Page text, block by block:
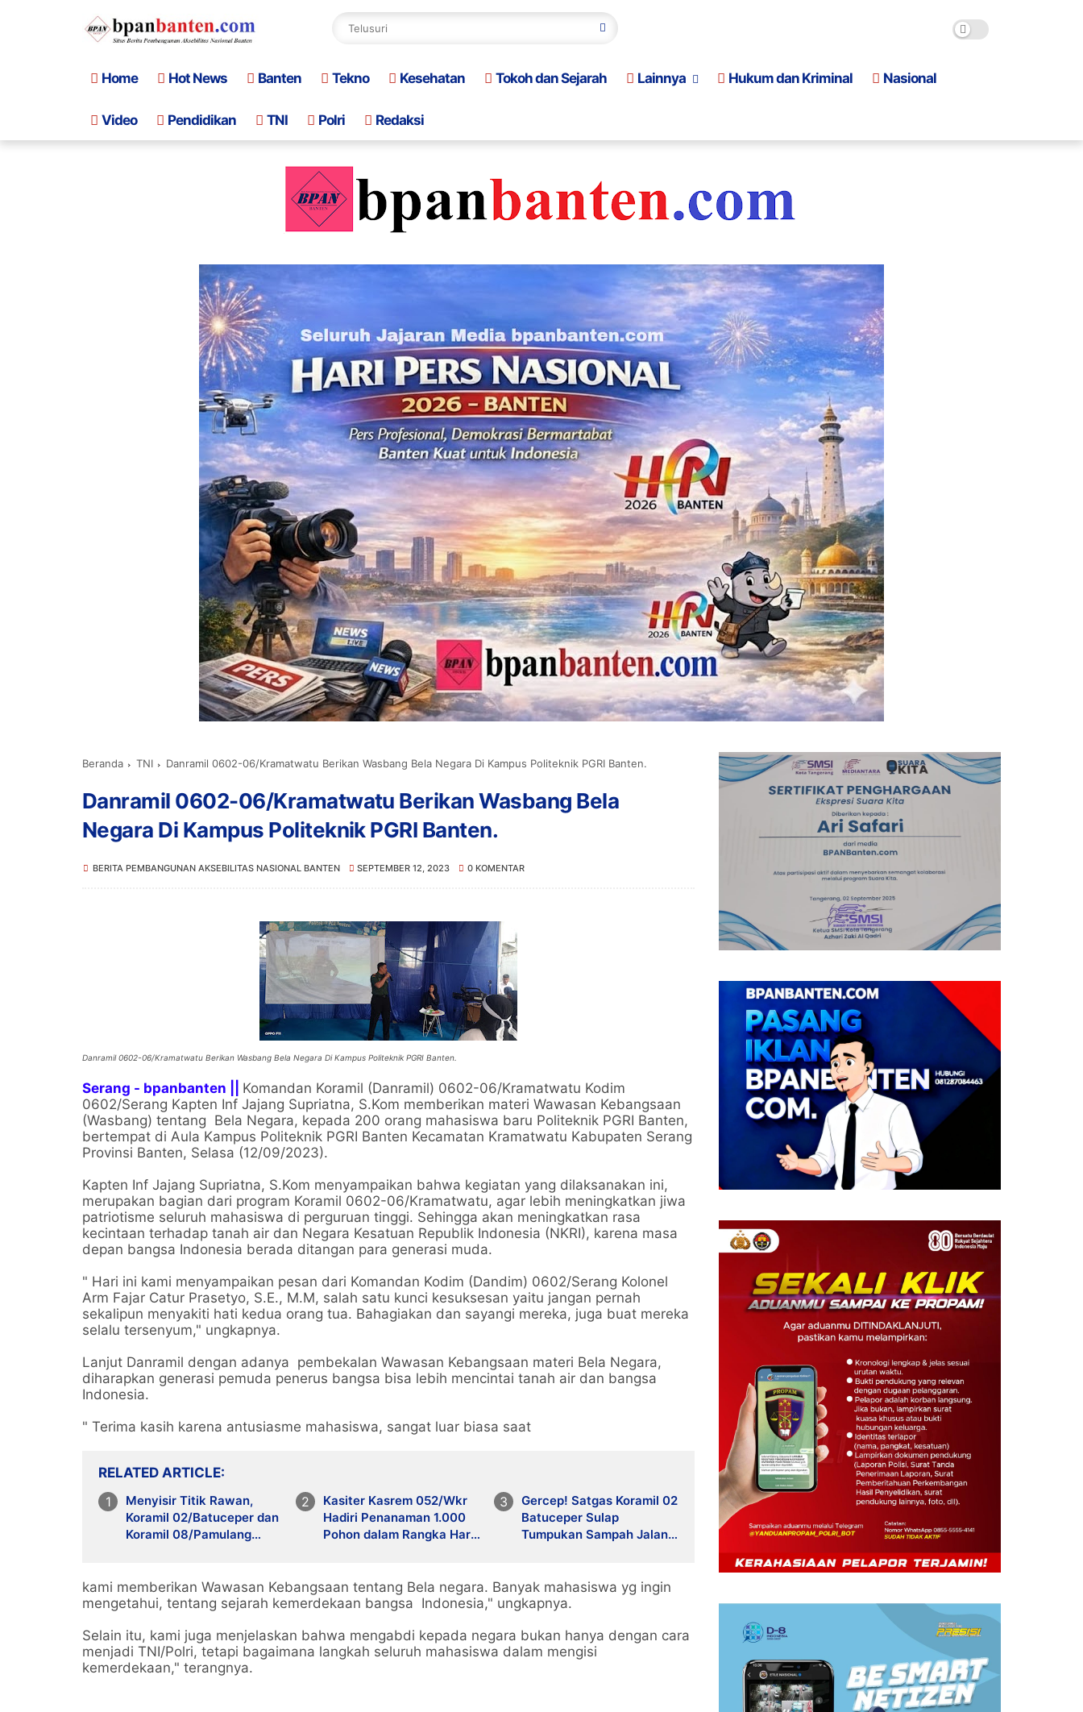
Home Hot News Banten Tekno Kesehatan Tokoh dan Sejarah Lainnya Hukum dan Kriminal Nasional
Video Pendidikan TNI Polri Redaksi
Beranda TNI Danramil 0602-06/Kramatwatu Berikan Wasbang Bela Negara Di Kampus Politeknik PGRI Banten.
Danramil 0602-06/Kramatwatu Berikan Wasbang Bela
Negara Di Kampus Politeknik PGRI Banten.
BERITA PEMBANGUNAN AKSEBILITAS NASIONAL BANTEN SEPTEMBER 12, 2023 0 KOMENTAR
Danramil 0602-06/Kramatwatu Berikan Wasbang Bela Negara Di Kampus Politeknik PGRI Banten.
Serang - bpanbanten || Komandan Koramil (Danramil) 0602-06/Kramatwatu Kodim
0602/Serang Kapten Inf Jajang Supriatna, S.Kom memberikan materi Wawasan Kebangsaan
(Wasbang) tentang Bela Negara, kepada 200 orang mahasiswa baru Politeknik PGRI Banten,
bertempat di Aula Kampus Politeknik PGRI Banten Kecamatan Kramatwatu Kabupaten Serang
Provinsi Banten, Selasa (12/09/2023).
Kapten Inf Jajang Supriatna, S.Kom menyampaikan bahwa kegiatan yang dilaksanakan ini,
merupakan bagian dari program Koramil 0602-06/Kramatwatu, agar lebih meningkatkan jiwa
patriotisme seluruh mahasiswa di perguruan tinggi. Sehingga akan meningkatkan rasa
kecintaan terhadap tanah air dan Negara Kesatuan Republik Indonesia (NKRI), karena masa
depan bangsa Indonesia berada ditangan para generasi muda.
" Hari ini kami menyampaikan pesan dari Komandan Kodim (Dandim) 0602/Serang Kolonel
Arm Fajar Catur Prasetyo, S.E., M.M, salah satu kunci kesuksesan yaitu jangan pernah
sekalipun menyakiti hati kedua orang tua. Bahagiakan dan sayangi mereka, juga buat mereka
selalu tersenyum," ungkapnya.
Lanjut Danramil dengan adanya pembekalan Wawasan Kebangsaan materi Bela Negara,
diharapkan generasi pemuda penerus bangsa bisa lebih mencintai tanah air dan bangsa
Indonesia.
" Terima kasih karena antusiasme mahasiswa, sangat luar biasa saat
RELATED ARTICLE
Menyisir Titik Rawan,
Koramil 02/Batuceper dan
Koramil 08/Pamulang
Kasiter Kasrem 052/Wkr
Hadiri Penanaman 1.000
Pohon dalam Rangka Hari
Gercep! Satgas Koramil 02
Batuceper Sulap
Tumpukan Sampah Jalan
kami memberikan Wawasan Kebangsaan tentang Bela negara. Banyak mahasiswa yg ingin
mengetahui, tentang sejarah kemerdekaan bangsa Indonesia," ungkapnya.
Selain itu, kami juga menjelaskan bahwa mengabdi kepada negara bukan hanya dengan cara
menjadi TNI/Polri, tetapi bagaimana langkah seluruh mahasiswa dalam mengisi
kemerdekaan," terangnya.